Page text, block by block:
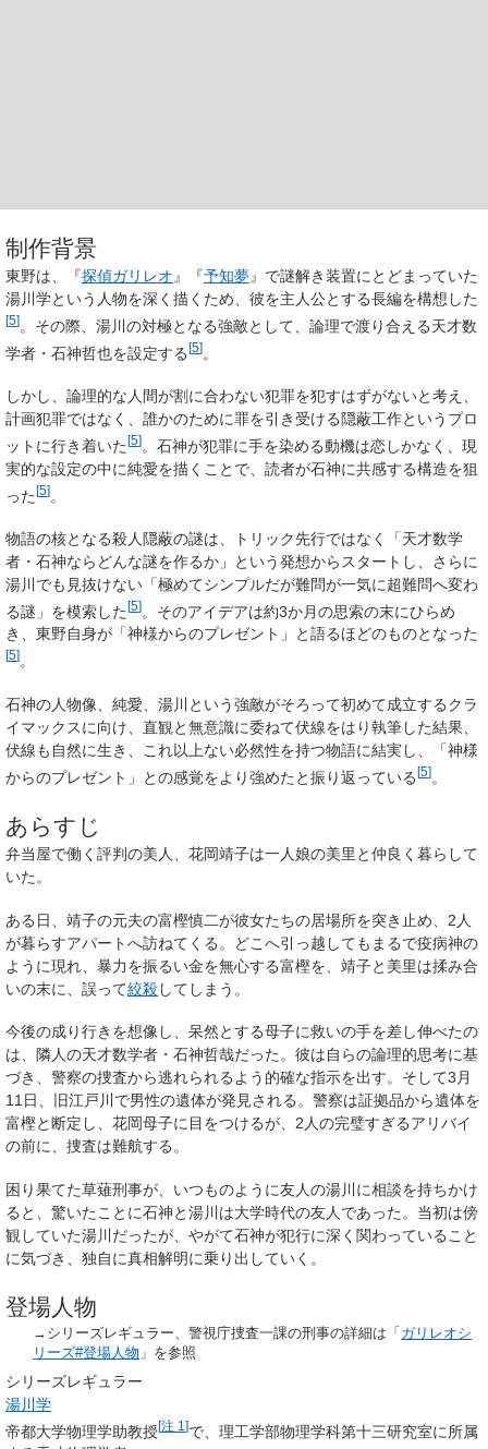
制作背景
東野は、『探偵ガリレオ 』『予知夢』で謎解き装置にとどまっていた
湯川学という人物を深く描くため、彼を主人公とする長編を構想した
[5]。その際、湯川の対極となる強敵として、論理で渡り合える天才数
学者・石神哲也を設定する[5]。
しかし、論理的な人間が割に合わない犯罪を犯すはずがないと考え、
計画犯罪ではなく、誰かのために罪を引き受ける隠蔽工作というプロ
ットに行き着いた[5]。石神が犯罪に手を染める動機は恋しかなく、現
実的な設定の中に純愛を描くことで、読者が石神に共感する構造を狙
った[5]
物語の核となる殺人隠蔽の謎は、トリック先行ではなく「天才数学
者・石神ならどんな謎を作るか」という発想からスタートし、さらに
湯川でも見抜けない「極めてシンプルだが難問が一気に超難問へ変わ
る謎」を模索した[5]。そのアイデアは約3か月の思索の末にひらめ
き、東野自身が「神様からのプレゼント」と語るほどのものとなった
[5] 。
石神の人物像、純愛、湯川という強敵がそろって初めて成立するクラ
イマックスに向け、直観と無意識に委ねて伏線をはり執筆した結果、
伏線も自然に生き、これ以上ない必然性を持つ物語に結実し、「神様
からのプレゼント」との感覚をより強めたと振り返っている[5]。
あらすじ
弁当屋で働く評判の美人、 花岡靖子は一人娘の美里 と仲良く暮らして
いた。
ある日、靖子の元夫の富樫慎二が彼女たちの居場所を突き止め、2人
が暮らすアパートへ訪ねてくる。どこへ引っ越してもまるで疫病神の
ように現れ、暴力を振るい金を無心する富樫を、靖子と美里は揉み合
いの末に、誤って絞殺してしまう。
今後の成り行きを想像し、呆然とする母子に救いの手を差し伸べたの
は、隣人の天才数学者・ 石神哲哉だった。彼は自らの論理的思考に基
づき、警察の捜査から逃れられるよう的確な指示を出す。そして3月
11日、旧江戸川で男性の遺体が発見される。警察は証拠品から遺体を
富樫と断定し、花岡母子に目をつけるが、2人の完璧すぎるアリバイ
の前に、捜査は難航する。
困り果てた草薙刑事が、いつものように友人の湯川に相談を持ちかけ
ると、驚いたことに石神と湯川は大学時代の友人であった。当初は傍
観していた湯川だったが、やがて石神が犯行に深く関わっていること
に気づき、独自に真相解明に乗り出していく。
登場人物
→シリーズレギュラー、警視庁捜査一課の刑事の詳細は「 ガリレオシ
リーズ#登場人物 」を参照
シリーズレギュラー
湯川学
帝都大学物理学助教授[注 1 ]で、理工学部物理学科第十三研究室に所属